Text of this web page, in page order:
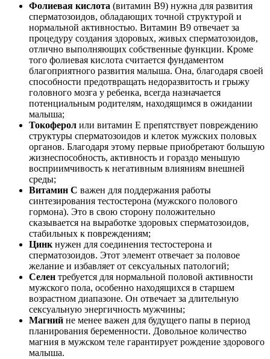
Фолиевая кислота (витамин В9) нужна для развития
сперматозоидов, обладающих точной структурой и
нормальной активностью. Витамин В9 отвечает за
процедуру создания здоровых, живых сперматозоидов,
отлично выполняющих собственные функции. Кроме
того фолиевая кислота считается фундаментом
благоприятного развития малыша. Она, благодаря своей
способности предотвращать недоразвитость и грыжу
головного мозга у ребенка, всегда назначается
потенциальным родителям, находящимся в ожидании
малыша;
Токоферол или витамин Е препятствует повреждению
структуры сперматозоидов и клеток мужских половых
органов. Благодаря этому первые приобретают большую
жизнеспособность, активность и гораздо меньшую
восприимчивость к негативным влияниям внешней
среды;
Витамин С важен для поддержания работы
синтезирования тестостерона (мужского полового
гормона). Это в свою сторону положительно
сказывается на выработке здоровых сперматозоидов,
стабильных к повреждениям;
Цинкнужен для соединения тестостерона и
сперматозоидов. Этот элемент отвечает за половое
желание и избавляет от сексуальных патологий;
Селен требуется для нормальной половой активности
мужского пола, особенно находящихся в старшем
возрастном диапазоне. Он отвечает за длительную
сексуальную энергичность мужчины;
Магний не менее важен для будущего папы в период
планирования беременности. Довольное количество
магния в мужском теле гарантирует рождение здорового
малыша.